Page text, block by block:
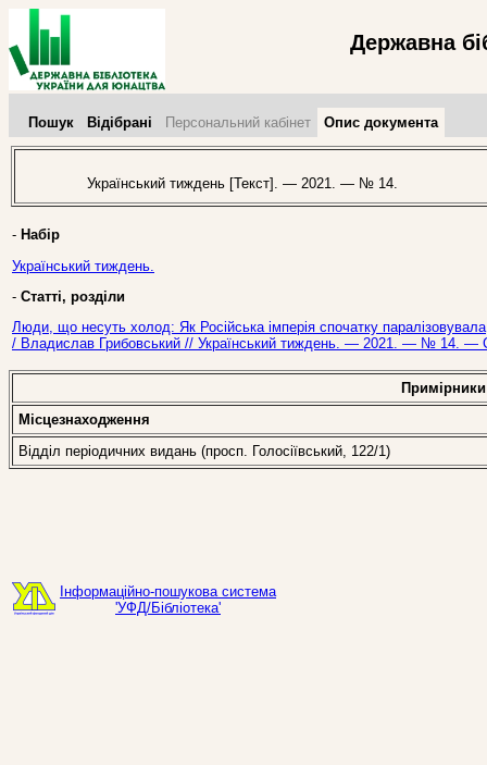
Державна
Пошук Відібрані Персональний кабінет Опис документа
Український тиждень [Текст]. — 2021. — № 14.
- Набір
Український тиждень.
- Статті, розділи
Люди, що несуть холод: Як Російська імперія спочатку
/ Владислав Грибовський // Український тиждень. — 2021. — № 14. —
Примірники
Місцезнаходження
Відділ періодичних видань (просп. Голосіївський, 122/1)
Інформаційно-пошукова система
'УФД/Бібліотека'